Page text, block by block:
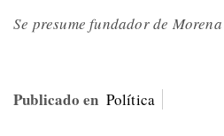
Se presume fundador de
Publicado en Política